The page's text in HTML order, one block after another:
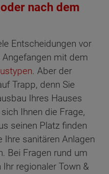
nach dem
Entscheidungen vor
mit dem
. Aber der
Trapp, denn Sie
Ihres Hauses
Ihnen die Frage,
seinen Platz finden
Ihre sanitären Anlagen
Bei Fragen rund um
regionaler Town &